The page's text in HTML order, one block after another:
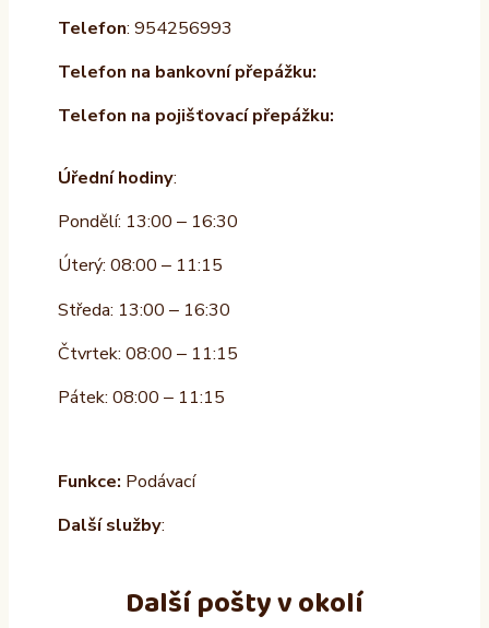
Telefon: 954256993
Telefon na bankovní přepážku:
Telefon na pojišťovací přepážku:
Úřední hodiny:
Pondělí: 13:00 – 16:30
Úterý: 08:00 – 11:15
Středa: 13:00 – 16:30
Čtvrtek: 08:00 – 11:15
Pátek: 08:00 – 11:15
Funkce: Podávací
Další služby:
Další pošty v okolí